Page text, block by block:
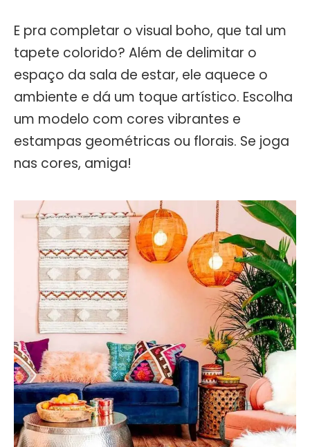
E pra completar o visual boho, que tal um
tapete colorido? Além de delimitar o
espaço da sala de estar, ele aquece o
ambiente e dá um toque artístico. Escolha
um modelo com cores vibrantes e
estampas geométricas ou florais. Se joga
nas cores, amiga!